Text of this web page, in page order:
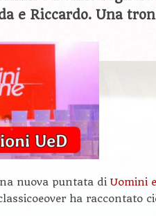
e Riccardo. Una
nuova puntata di Uomini
ha raccontato